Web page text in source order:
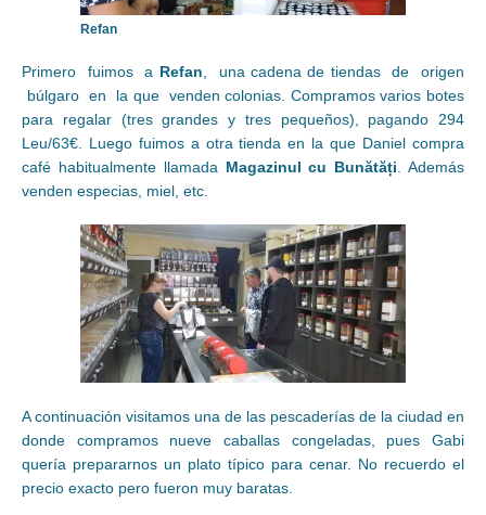
Refan
Primero fuimos a Refan, una cadena de tiendas de origen
búlgaro en la que venden colonias. Compramos varios botes
para regalar (tres grandes y tres pequeños), pagando 294
Leu/63€. Luego fuimos a otra tienda en la que Daniel compra
café habitualmente llamada Magazinul cu Bunătăți. Además
venden especias, miel, etc.
A continuación visitamos una de las pescaderías de la ciudad en
donde compramos nueve caballas congeladas, pues Gabi
quería prepararnos un plato típico para cenar. No recuerdo el
precio exacto pero fueron muy baratas.